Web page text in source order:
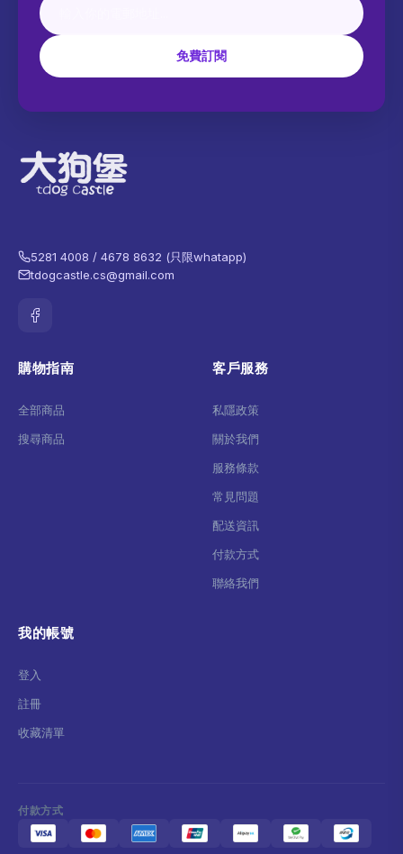
免費訂閱
5281 4008 / 4678 8632 (只限whatapp)
tdogcastle.cs@gmail.com
購物指南
全部商品
搜尋商品
客戶服務
私隱政策
關於我們
服務條款
常見問題
配送資訊
付款方式
聯絡我們
我的帳號
登入
註冊
收藏清單
付款方式